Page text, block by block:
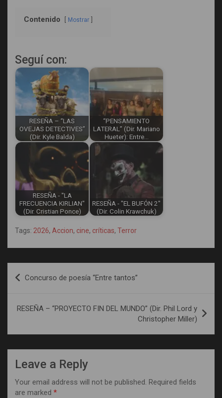
Contenido Mostrar
Seguí con:
RESEÑA – “LAS
OVEJAS DETECTIVES”
(Dir. Kyle Balda)
“PENSAMIENTO
LATERAL” (Dir. Mariano
Hueter): Entre…
RESEÑA - "LA
FRECUENCIA KIRLIAN"
(Dir. Cristian Ponce)
RESEÑA - "EL BUFÓN 2"
(Dir. Colin Krawchuk)
Tags: 2026, Accion, cine, críticas, Terror
Post
navigation
Concurso de poesía “Entre tantos”
RESEÑA – “PROYECTO FIN DEL MUNDO” (Dir. Phil Lord y
Christopher Miller)
Leave a Reply
Your email address will not be published. Required fields
are marked *